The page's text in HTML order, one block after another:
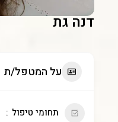
דנה גת
על המטפל/ת
תחומי טיפול